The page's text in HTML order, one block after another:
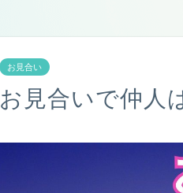
お見合い
お見合いで仲人